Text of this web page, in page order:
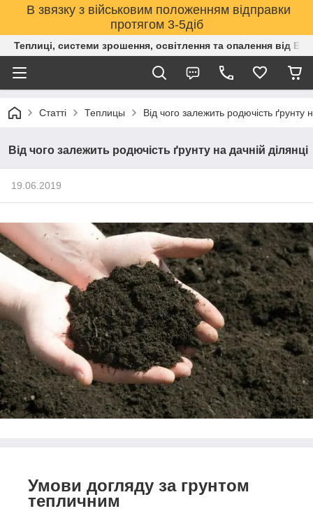
В звязку з військовим положенням відправки
протягом 3-5діб
Теплиці, системи зрошення, освітлення та опалення від
Статті Теплицы Від чого залежить родючість ґрунту
Від чого залежить родючість ґрунту на дачній ділянці
19.06.2019
Умови догляду за грунтом
тепличним